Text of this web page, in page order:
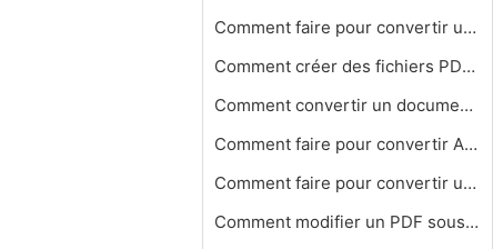
Comment faire pour convertir un fich…
Comment créer des fichiers PDF avec…
Comment convertir un document PDF Re…
Comment faire pour convertir ASP ver…
Comment faire pour convertir un fich…
Comment modifier un PDF sous Linux